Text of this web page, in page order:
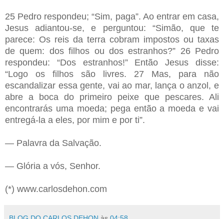
25 Pedro respondeu; “Sim, paga”. Ao entrar em casa,
Jesus adiantou-se, e perguntou: “Simão, que te
parece: Os reis da terra cobram impostos ou taxas
de quem: dos filhos ou dos estranhos?” 26 Pedro
respondeu: “Dos estranhos!” Então Jesus disse:
“Logo os filhos são livres. 27 Mas, para não
escandalizar essa gente, vai ao mar, lança o anzol, e
abre a boca do primeiro peixe que pescares. Ali
encontrarás uma moeda; pega então a moeda e vai
entregá-la a eles, por mim e por ti”.
— Palavra da Salvação.
— Glória a vós, Senhor.
(*) www.carlosdehon.com